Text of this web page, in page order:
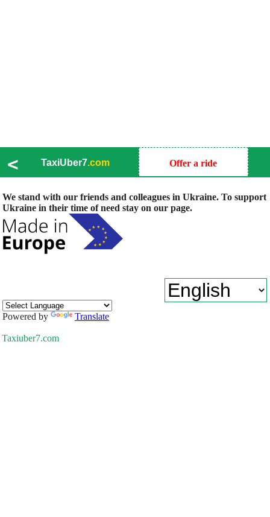
< TaxiUber7.com Offer a ride
We stand with our friends and colleagues in Ukraine. To support
Ukraine in their time of need stay on our page.
Powered by Translate
Taxiuber7.com